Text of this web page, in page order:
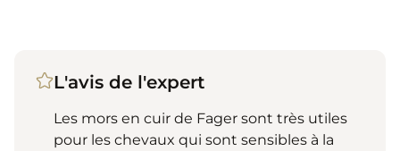
L'avis de l'expert
Les mors en cuir de Fager sont très utiles
pour les chevaux qui sont sensibles à la